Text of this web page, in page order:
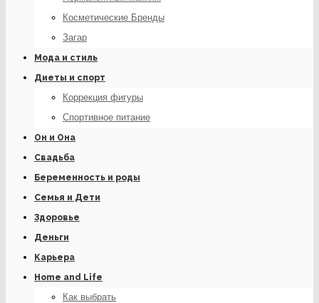
Косметические Бренды
Загар
Мода и стиль
Диеты и спорт
Коррекция фигуры
Спортивное питание
Он и Она
Свадьба
Беременность и роды
Семья и Дети
Здоровье
Деньги
Карьера
Home and Life
Как выбрать